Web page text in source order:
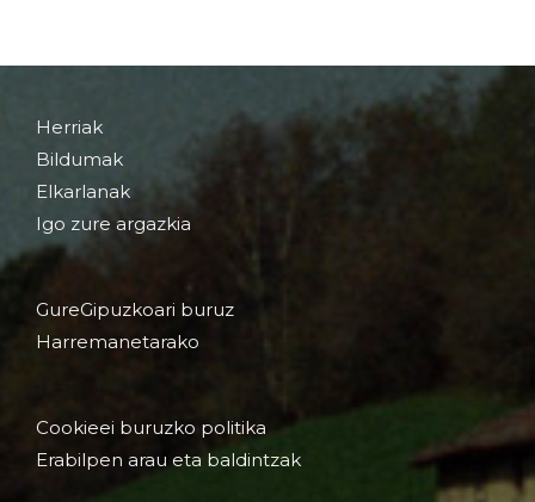
Herriak
Bildumak
Elkarlanak
Igo zure argazkia
GureGipuzkoari buruz
Harremanetarako
Cookieei buruzko politika
Erabilpen arau eta baldintzak